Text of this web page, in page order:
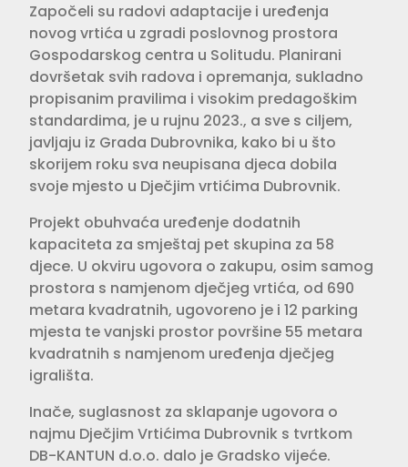
Započeli su radovi adaptacije i uređenja
novog vrtića u zgradi poslovnog prostora
Gospodarskog centra u Solitudu. Planirani
dovršetak svih radova i opremanja, sukladno
propisanim pravilima i visokim predagoškim
standardima, je u rujnu 2023., a sve s ciljem,
javljaju iz Grada Dubrovnika, kako bi u što
skorijem roku sva neupisana djeca dobila
svoje mjesto u Dječjim vrtićima Dubrovnik.
Projekt obuhvaća uređenje dodatnih
kapaciteta za smještaj pet skupina za 58
djece. U okviru ugovora o zakupu, osim samog
prostora s namjenom dječjeg vrtića, od 690
metara kvadratnih, ugovoreno je i 12 parking
mjesta te vanjski prostor površine 55 metara
kvadratnih s namjenom uređenja dječjeg
igrališta.
Inače, suglasnost za sklapanje ugovora o
najmu Dječjim Vrtićima Dubrovnik s tvrtkom
DB-KANTUN d.o.o. dalo je Gradsko vijeće.